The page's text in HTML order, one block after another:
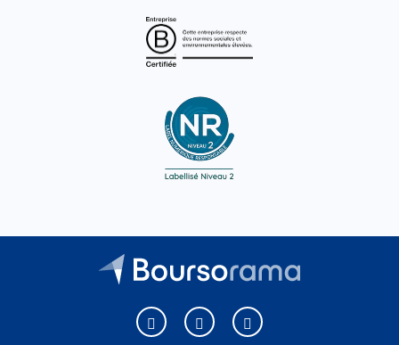
Boursorama sur Facebook
Boursorama sur XBoursorama sur